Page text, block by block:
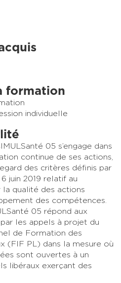
formation
individuelle
05 s’engage dans
continue de ses actions,
des critères définis par
juin 2019 relatif au
qualité des actions
des compétences.
05 répond aux
les appels à projet du
de Formation des
(FIF PL) dans la mesure où
sont ouvertes à un
libéraux exerçant des